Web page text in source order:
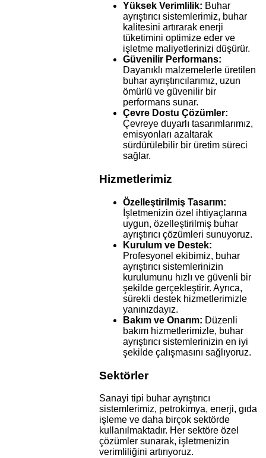
Yüksek Verimlilik: Buhar
ayrıştırıcı sistemlerimiz, buhar
kalitesini artırarak enerji
tüketimini optimize eder ve
işletme maliyetlerinizi düşürür.
Güvenilir Performans:
Dayanıklı malzemelerle üretilen
buhar ayrıştırıcılarımız, uzun
ömürlü ve güvenilir bir
performans sunar.
Çevre Dostu Çözümler:
Çevreye duyarlı tasarımlarımız,
emisyonları azaltarak
sürdürülebilir bir üretim süreci
sağlar.
Hizmetlerimiz
Özelleştirilmiş Tasarım:
İşletmenizin özel ihtiyaçlarına
uygun, özelleştirilmiş buhar
ayrıştırıcı çözümleri sunuyoruz.
Kurulum ve Destek:
Profesyonel ekibimiz, buhar
ayrıştırıcı sistemlerinizin
kurulumunu hızlı ve güvenli bir
şekilde gerçekleştirir. Ayrıca,
sürekli destek hizmetlerimizle
yanınızdayız.
Bakım ve Onarım: Düzenli
bakım hizmetlerimizle, buhar
ayrıştırıcı sistemlerinizin en iyi
şekilde çalışmasını sağlıyoruz.
Sektörler
Sanayi tipi buhar ayrıştırıcı
sistemlerimiz, petrokimya, enerji, gıda
işleme ve daha birçok sektörde
kullanılmaktadır. Her sektöre özel
çözümler sunarak, işletmenizin
verimliliğini artırıyoruz.